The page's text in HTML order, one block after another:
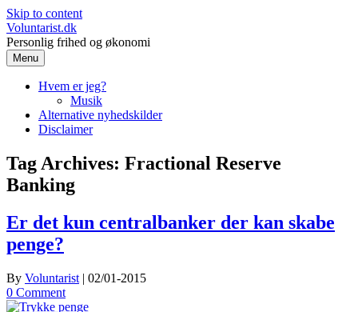
Skip to content
Voluntarist.dk
Personlig frihed og økonomi
Menu
Hvem er jeg?
Musik
Alternative nyhedskilder
Disclaimer
Tag Archives: Fractional Reserve
Banking
Er det kun centralbanker der kan skabe
penge?
By Voluntarist | 02/01-2015
0 Comment